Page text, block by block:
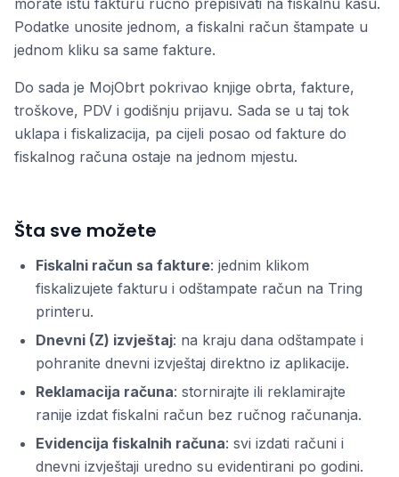
morate istu fakturu ručno prepisivati na fiskalnu kasu.
Podatke unosite jednom, a fiskalni račun štampate u
jednom kliku sa same fakture.
Do sada je MojObrt pokrivao knjige obrta, fakture,
troškove, PDV i godišnju prijavu. Sada se u taj tok
uklapa i fiskalizacija, pa cijeli posao od fakture do
fiskalnog računa ostaje na jednom mjestu.
Šta sve možete
Fiskalni račun sa fakture: jednim klikom
fiskalizujete fakturu i odštampate račun na Tring
printeru.
Dnevni (Z) izvještaj: na kraju dana odštampate i
pohranite dnevni izvještaj direktno iz aplikacije.
Reklamacija računa: stornirajte ili reklamirajte
ranije izdat fiskalni račun bez ručnog računanja.
Evidencija fiskalnih računa: svi izdati računi i
dnevni izvještaji uredno su evidentirani po godini.